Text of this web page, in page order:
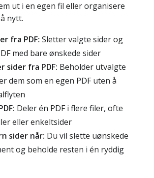
ut i en egen fil eller organisere
nytt.
fra PDF: Sletter valgte sider og
med bare ønskede sider
sider fra PDF: Beholder utvalgte
dem som en egen PDF uten å
Deler én PDF i flere filer, ofte
eller enkeltsider
sider når: Du vil slette uønskede
og beholde resten i én ryddig